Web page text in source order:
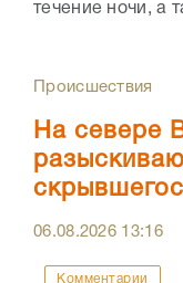
течение ночи, а
Происшествия
На севере
06.08.2026 13:16
Комментарии